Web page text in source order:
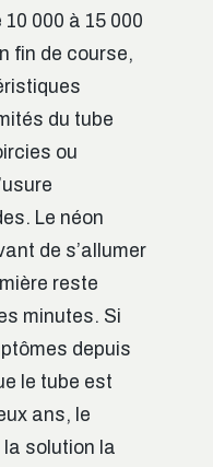
000 à 15 000
fin de course,
du tube
ou
Le néon
de s’allumer
reste
minutes. Si
depuis
le tube est
ans, le
solution la